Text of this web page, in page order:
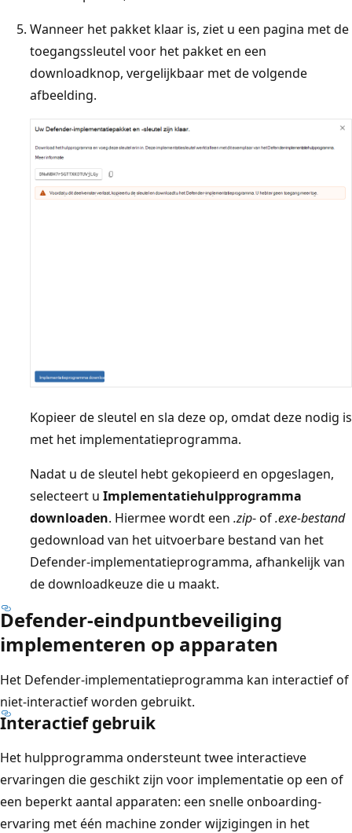
Wanneer het pakket klaar is, ziet u een pagina met de
toegangssleutel voor het pakket en een
downloadknop, vergelijkbaar met de volgende
afbeelding.
Kopieer de sleutel en sla deze op, omdat deze nodig is
met het implementatieprogramma.
Nadat u de sleutel hebt gekopieerd en opgeslagen,
selecteert u Implementatiehulpprogramma
downloaden. Hiermee wordt een .zip- of.exe-bestand
gedownload van het uitvoerbare bestand van het
Defender-implementatieprogramma, afhankelijk van
de downloadkeuze die u maakt.
Defender-eindpuntbeveiliging
implementeren op apparaten
Het Defender-implementatieprogramma kan interactief of
niet-interactief worden gebruikt.
Interactief gebruik
Het hulpprogramma ondersteunt twee interactieve
ervaringen die geschikt zijn voor implementatie op een of
een beperkt aantal apparaten: een snelle onboarding-
ervaring met één machine zonder wijzigingen in het